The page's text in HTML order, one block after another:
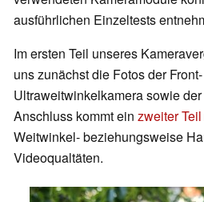
ausführlichen Einzeltests
Im ersten Teil unseres
uns zunächst die Fotos der
Ultraweitwinkelkamera sowie
Anschluss kommt ein zweiter Teil
Weitwinkel- beziehungsweise
Videoqualtäten.